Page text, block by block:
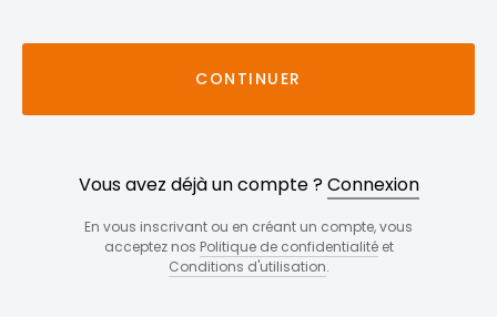
CONTINUER
Vous avez déjà un compte ?Connexion
En vous inscrivant ou en créant un compte, vous
acceptez nos Politique de confidentialitéet
Conditions d'utilisation.